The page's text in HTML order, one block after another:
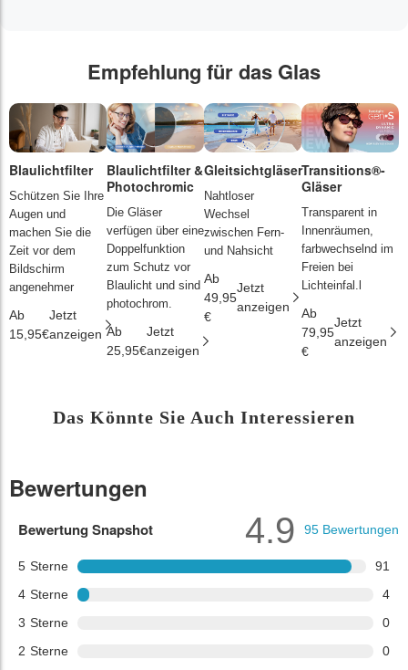
Empfehlung für das Glas
Blaulichtfilter
Schützen Sie Ihre
Augen und
machen Sie die
Zeit vor dem
Bildschirm
angenehmer
Ab
15,95€
Jetzt
anzeigen
Blaulichtfilter &
Photochromic
Die Gläser
verfügen über eine
Doppelfunktion
zum Schutz vor
Blaulicht und sind
photochrom.
Ab
25,95€
Jetzt
anzeigen
Gleitsichtgläser
Nahtloser
Wechsel
zwischen Fern-
und Nahsicht
Ab
49,95
€
Jetzt
anzeigen
Transitions®-
Gläser
Transparent in
Innenräumen,
farbwechselnd im
Freien bei
Lichteinfal.l
Ab
79,95
€
Jetzt
anzeigen
Das Könnte Sie Auch Interessieren
Bewertungen
Bewertung Snapshot
5 Sterne
91
4 Sterne
4
3 Sterne
0
2 Sterne
0
4.9 95 Bewertungen